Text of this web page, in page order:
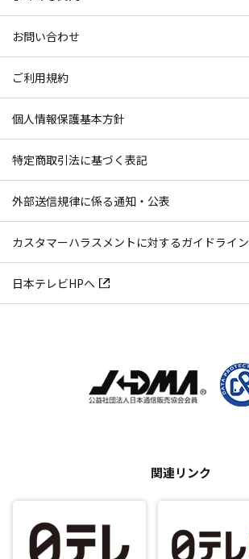
お問い合わせ
ご利用規約
個人情報保護基本方針
特定商取引法に基づく表記
外部送信規律に係る通知・公表
カスタマーハラスメントに対するガイドライン
日本テレビHPへ
関連リンク